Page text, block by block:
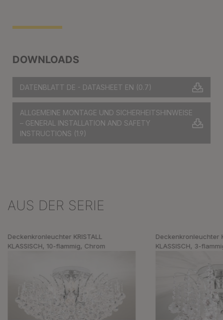
DOWNLOADS
DATENBLATT DE - DATASHEET EN (0.7)
ALLGEMEINE MONTAGE UND SICHERHEITSHINWEISE
– GENERAL INSTALLATION AND SAFETY
INSTRUCTIONS (1.9)
Produktgalerie überspringen
AUS DER SERIE
Deckenkronleuchter KRISTALL
KLASSISCH, 10-flammig, Chrom
Deckenkronleuchter
KLASSISCH, 3-